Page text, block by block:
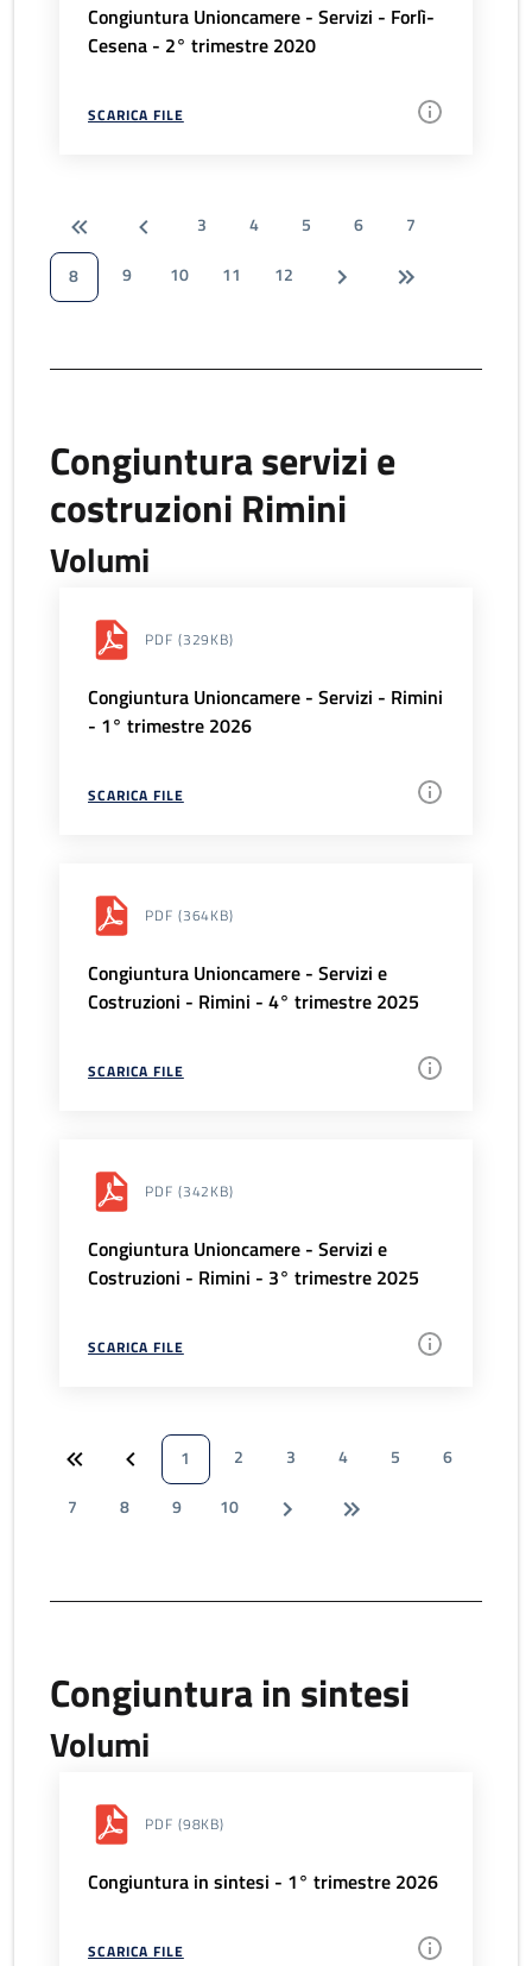
Congiuntura Unioncamere - Servizi - Forlì-
Cesena - 2° trimestre 2020
SCARICA FILE
3 4 5 6
7
8
9 10 11 12
Congiuntura servizi e
costruzioni Rimini
Volumi
PDF (329KB)
Congiuntura Unioncamere - Servizi - Rimini
- 1° trimestre 2026
SCARICA FILE
PDF (364KB)
Congiuntura Unioncamere - Servizi e
Costruzioni - Rimini - 4° trimestre 2025
SCARICA FILE
PDF (342KB)
Congiuntura Unioncamere - Servizi e
Costruzioni - Rimini - 3° trimestre 2025
SCARICA FILE
1 2 3 4 5
6
7
8 9 10
Congiuntura in sintesi
Volumi
PDF (98KB)
Congiuntura in sintesi - 1° trimestre 2026
SCARICA FILE